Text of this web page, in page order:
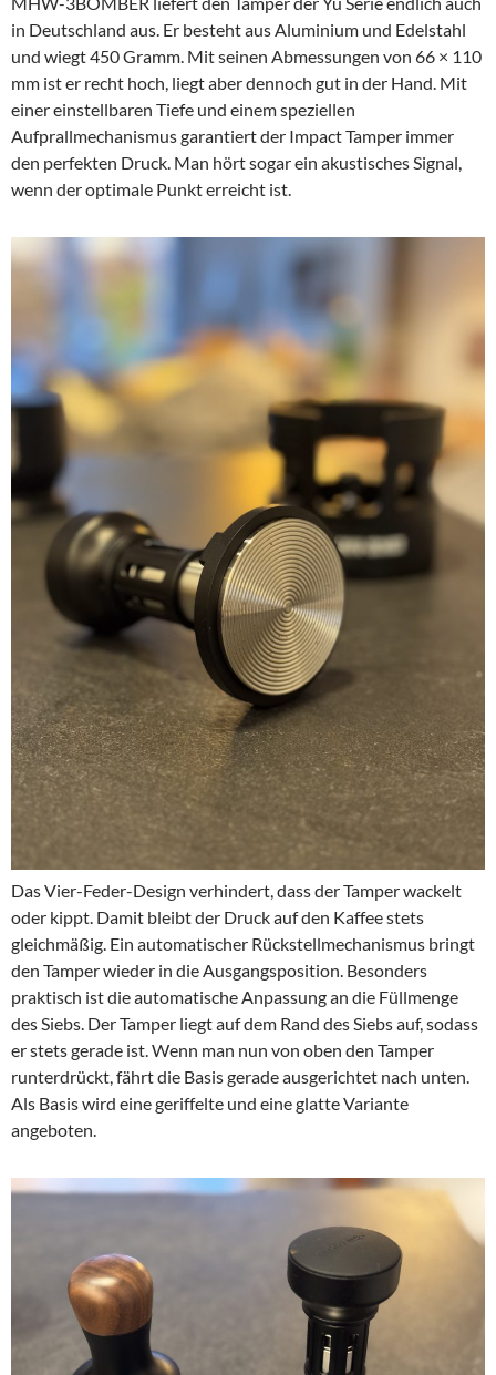
in Deutschland aus. Er besteht aus Aluminium und Edelstahl
und wiegt 450 Gramm. Mit seinen Abmessungen von 66 × 110
mm ist er recht hoch, liegt aber dennoch gut in der Hand. Mit
einer einstellbaren Tiefe und einem speziellen
Aufprallmechanismus garantiert der Impact Tamper immer
den perfekten Druck. Man hört sogar ein akustisches Signal,
wenn der optimale Punkt erreicht ist.
Das Vier-Feder-Design verhindert, dass der Tamper wackelt
oder kippt. Damit bleibt der Druck auf den Kaffee stets
gleichmäßig. Ein automatischer Rückstellmechanismus bringt
den Tamper wieder in die Ausgangsposition. Besonders
praktisch ist die automatische Anpassung an die Füllmenge
des Siebs. Der Tamper liegt auf dem Rand des Siebs auf, sodass
er stets gerade ist. Wenn man nun von oben den Tamper
runterdrückt, fährt die Basis gerade ausgerichtet nach unten.
Als Basis wird eine geriffelte und eine glatte Variante
angeboten.